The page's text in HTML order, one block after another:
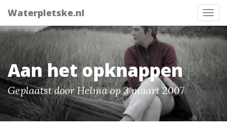
Waterpletske.nl
Aan het opknappen
Geplaatst door Helma op 3 maart 2007